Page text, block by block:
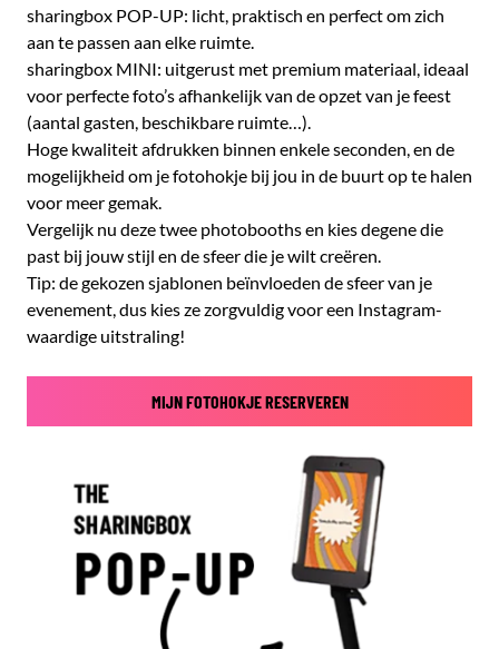
sharingbox POP-UP: licht, praktisch en perfect om zich
aan te passen aan elke ruimte.
sharingbox MINI: uitgerust met premium materiaal, ideaal
voor perfecte foto’s afhankelijk van de opzet van je feest
(aantal gasten, beschikbare ruimte…).
Hoge kwaliteit afdrukken binnen enkele seconden, en de
mogelijkheid om je fotohokje bij jou in de buurt op te halen
voor meer gemak.
Vergelijk nu deze twee photobooths en kies degene die
past bij jouw stijl en de sfeer die je wilt creëren.
Tip: de gekozen sjablonen beïnvloeden de sfeer van je
evenement, dus kies ze zorgvuldig voor een Instagram-
waardige uitstraling!
MIJN FOTOHOKJE RESERVEREN